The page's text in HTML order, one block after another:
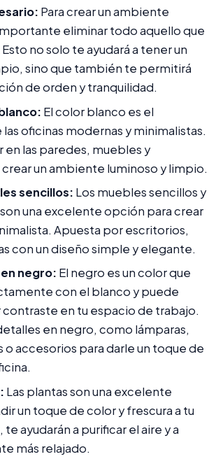
Para crear un ambiente
eliminar todo aquello que
no solo te ayudará a tener un
sino que también te permitirá
de orden y tranquilidad.
El color blanco es el
oficinas modernas y minimalistas.
en las paredes, muebles y
un ambiente luminoso y limpio.
sencillos: Los muebles sencillos y
una excelente opción para crear
Apuesta por escritorios,
con un diseño simple y elegante.
negro: El negro es un color que
con el blanco y puede
contraste en tu espacio de trabajo.
en negro, como lámparas,
accesorios para darle un toque de
Las plantas son una excelente
un toque de color y frescura a tu
ayudarán a purificar el aire y a
más relajado.